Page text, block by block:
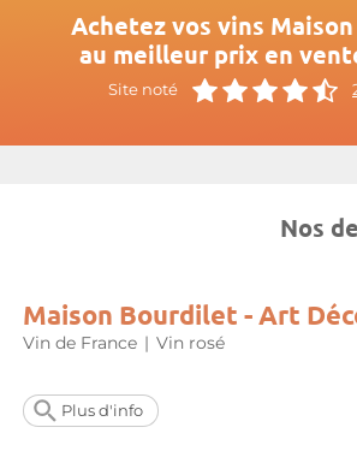
Achetez vos vins
au meilleur prix en
Site noté
Nos
Maison Bourdilet - Art
Vin de France | Vin rosé
Plus d'info